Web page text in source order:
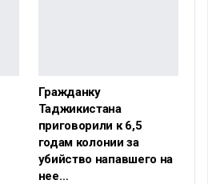
Гражданку
Таджикистана
приговорили к 6,5
годам колонии за
убийство напавшего на
нее…